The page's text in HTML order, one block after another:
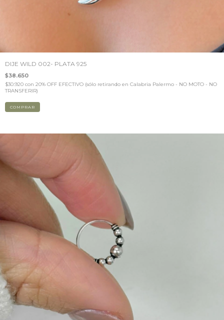
DIJE WILD 002- PLATA 925
$38.650
$30.920 con 20% OFF EFECTIVO (sólo retirando en Calabria Palermo - NO MOTO - NO
TRANSFERIR)